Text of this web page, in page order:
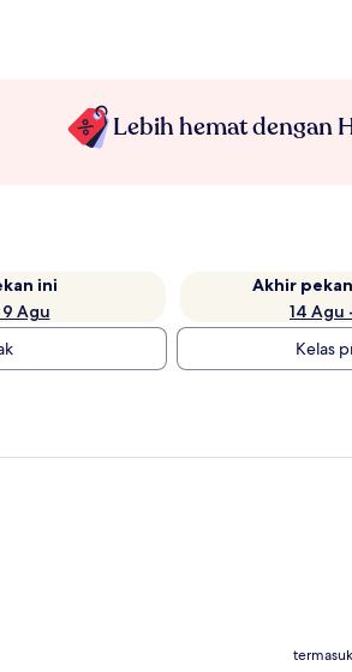
Lebih hemat dengan
ini
Agu
Akhir
14 Agu
Kelas